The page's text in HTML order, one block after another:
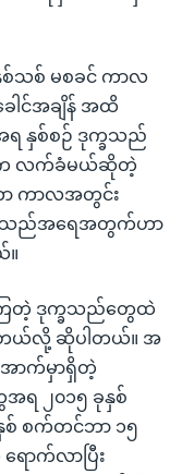
စ်သစ် မစခင် ကာလ
ါင်အချိန် အထိ
အရ နှစ်စဉ် ဒုက္ခသည်
က လက်ခံမယ်ဆိုတဲ့
ကာလအတွင်း
က္ခသည်အရေအတွက်ဟာ
။
ြတဲ့ ဒုက္ခသည်တွေထဲ
စ်တယ်လို့ ဆိုပါတယ်။ အ
ောက်မှာရှိတဲ့
ရ ၂၀၁၅ ခုနှစ်
စ် စက်တင်ဘာ ၁၅
ာက်လာပြီး